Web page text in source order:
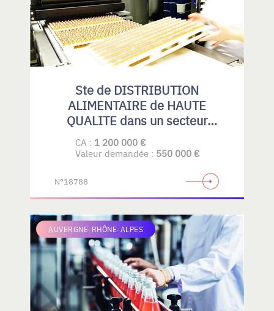
Ste de DISTRIBUTION
ALIMENTAIRE de HAUTE
QUALITE dans un secteur
spécialisé.
CA : 1 200 000 €
Valeur demandée : 550 000 €
N°18788
AUVERGNE-RHÔNE-ALPES